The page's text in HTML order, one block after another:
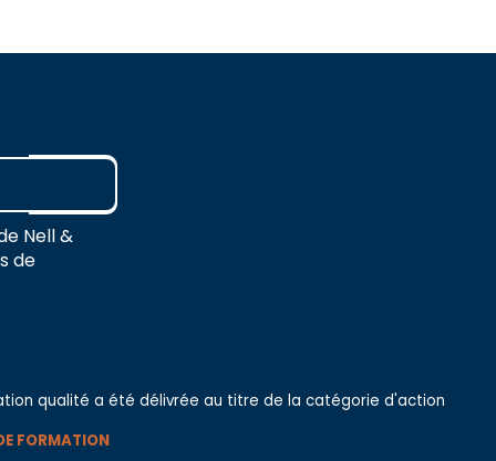
Nell &
de
qualité a été délivrée au titre de la catégorie d'action
FORMATION